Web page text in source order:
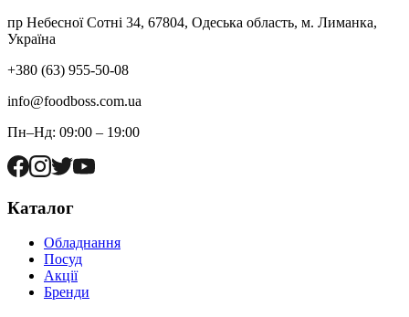
пр Небесної Сотні 34, 67804, Одеська область, м. Лиманка,
Україна
+380 (63) 955-50-08
info@foodboss.com.ua
Пн–Нд: 09:00 – 19:00
Каталог
Обладнання
Посуд
Акції
Бренди